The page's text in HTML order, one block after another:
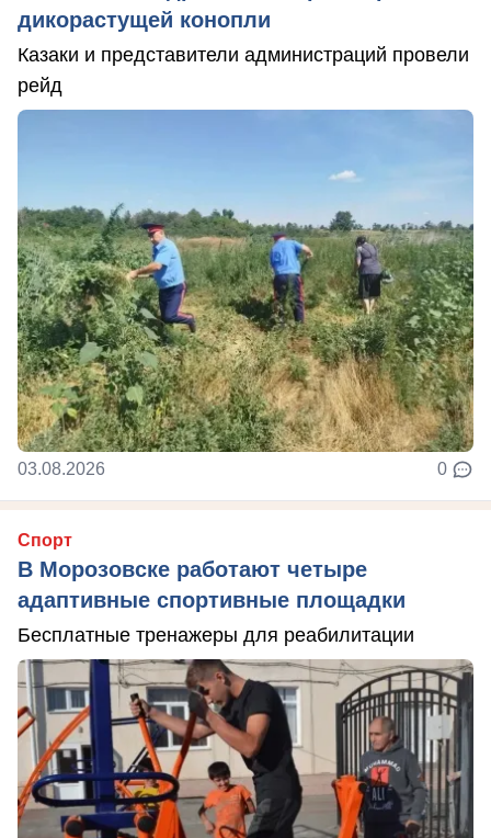
дикорастущей конопли
Казаки и представители администраций провели
рейд
03.08.2026 0
Спорт
В Морозовске работают четыре
адаптивные спортивные площадки
Бесплатные тренажеры для реабилитации